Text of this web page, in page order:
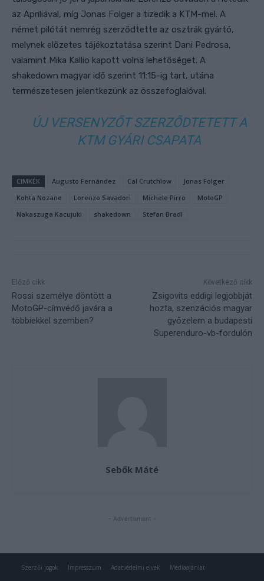
Szerzői jogok Impresszum Adatvédelmi elvek Médiaajánlat